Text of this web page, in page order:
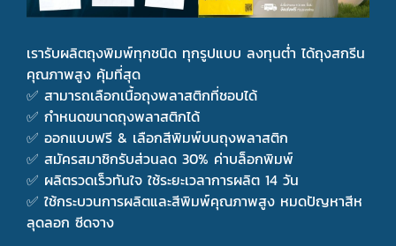
เรารับผลิตถุงพิมพ์ทุกชนิด ทุกรูปแบบ ลงทุนต่ำ ได้ถุงสกรีน
คุณภาพสูง คุ้มที่สุด
✅ สามารถเลือกเนื้อถุงพลาสติกที่ชอบได้
✅ กำหนดขนาดถุงพลาสติกได้
✅ ออกแบบฟรี & เลือกสีพิมพ์บนถุงพลาสติก
✅ สมัครสมาชิกรับส่วนลด 30% ค่าบล็อกพิมพ์
✅ ผลิตรวดเร็วทันใจ ใช้ระยะเวลาการผลิต 14 วัน
✅ ใช้กระบวนการผลิตและสีพิมพ์คุณภาพสูง หมดปัญหาสีห
ลุดลอก ซีดจาง